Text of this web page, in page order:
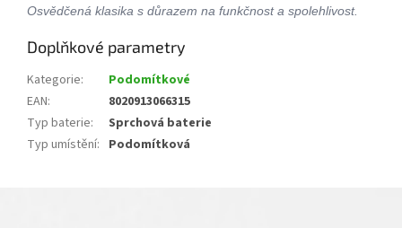
Osvědčená klasika s důrazem na funkčnost a spolehlivost.
Doplňkové parametry
Kategorie:
Podomítkové
EAN:
8020913066315
Typ baterie:
Sprchová baterie
Typ umístění: Podomítková